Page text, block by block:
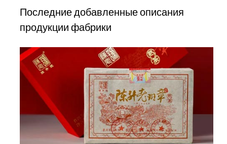
Последние добавленные описания
продукции фабрики